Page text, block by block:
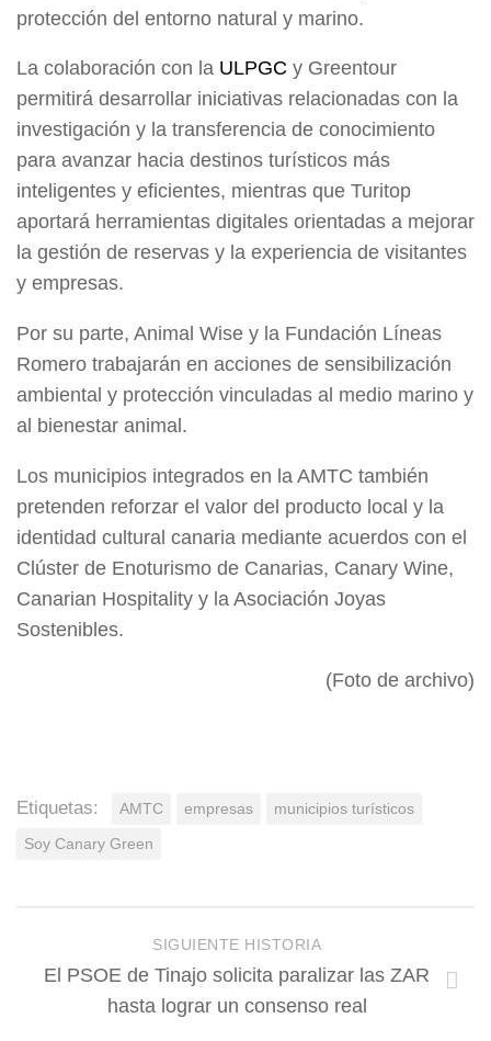
protección del entorno natural y marino.
La colaboración con la ULPGC y Greentour
permitirá desarrollar iniciativas relacionadas con la
investigación y la transferencia de conocimiento
para avanzar hacia destinos turísticos más
inteligentes y eficientes, mientras que Turitop
aportará herramientas digitales orientadas a mejorar
la gestión de reservas y la experiencia de visitantes
y empresas.
Por su parte, Animal Wise y la Fundación Líneas
Romero trabajarán en acciones de sensibilización
ambiental y protección vinculadas al medio marino y
al bienestar animal.
Los municipios integrados en la AMTC también
pretenden reforzar el valor del producto local y la
identidad cultural canaria mediante acuerdos con el
Clúster de Enoturismo de Canarias, Canary Wine,
Canarian Hospitality y la Asociación Joyas
Sostenibles.
(Foto de archivo)
Etiquetas: AMTC empresas
municipios turísticos
Soy Canary Green
SIGUIENTE HISTORIA
El PSOE de Tinajo solicita paralizar las ZAR
hasta lograr un consenso real